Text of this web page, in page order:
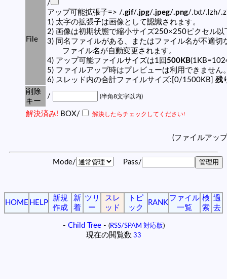
File
/
アップ可能拡張子=> /.gif/.jpg/.jpeg/.png/.txt/.lzh/
1) 太字の拡張子は画像として認識されます。
2) 画像は初期状態で縮小サイズ250×250ピクセル以
3) 同名ファイルがある、またはファイル名が不適切
ファイル名が自動変更されます。
4) アップ可能ファイルサイズは1回 500KB
5) ファイルアップ時はプレビューは利用できません
6) スレッド内の合計ファイルサイズ:[0/1500KB] 残
削除
キー
/ (半角8文字以内)
解決済み! BOX/ 解決したらチェックしてください!
(ファイルアッ
Mode/ Pass/
HOME HELP
新規
作成
新
着
ツリ
ー
スレ
ッド
トピ
ック
RANK
ファイル
一覧
検
索
過
去
- Child Tree- (RSS/SPAM 対応版)
現在の閲覧数 33